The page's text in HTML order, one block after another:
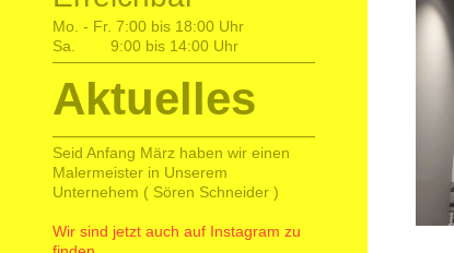
Mo. - Fr. 7:00 bis 18:00 Uhr
Sa. 9:00 bis 14:00 Uhr
Aktuelles
Seid Anfang März haben wir einen
Malermeister in Unserem
Unternehem ( Sören Schneider )
Wir sind jetzt auch auf Instagram zu